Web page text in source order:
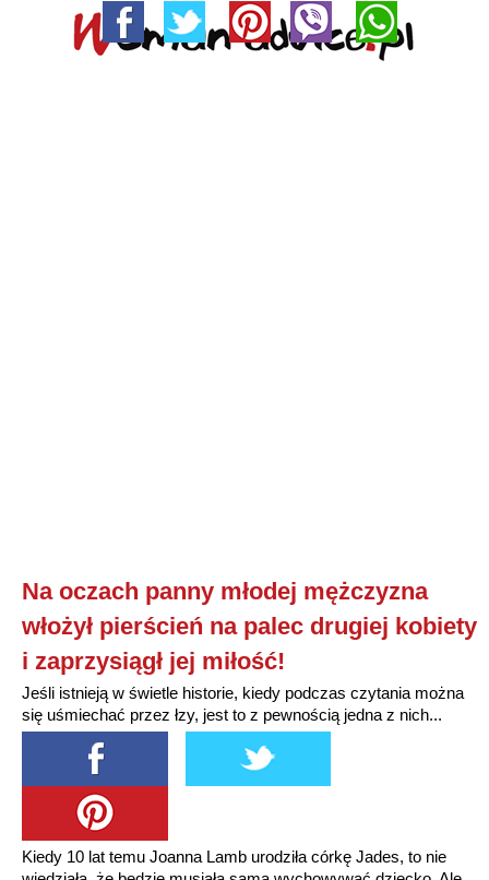
Na oczach panny młodej mężczyzna
włożył pierścień na palec drugiej kobiety
i zaprzysiągł jej miłość!
Jeśli istnieją w świetle historie, kiedy podczas czytania można
się uśmiechać przez łzy, jest to z pewnością jedna z nich...
Kiedy 10 lat temu Joanna Lamb urodziła córkę Jades, to nie